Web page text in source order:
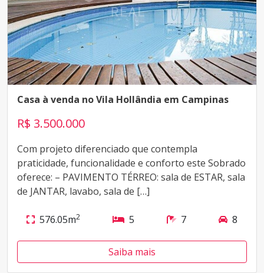
Casa à venda no Vila Hollândia em Campinas
R$ 3.500.000
Com projeto diferenciado que contempla
praticidade, funcionalidade e conforto este Sobrado
oferece: – PAVIMENTO TÉRREO: sala de ESTAR, sala
de JANTAR, lavabo, sala de […]
576.05m2 5 7 8
Saiba mais